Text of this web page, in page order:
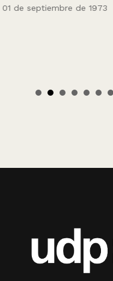
01 de septiembre de 1973